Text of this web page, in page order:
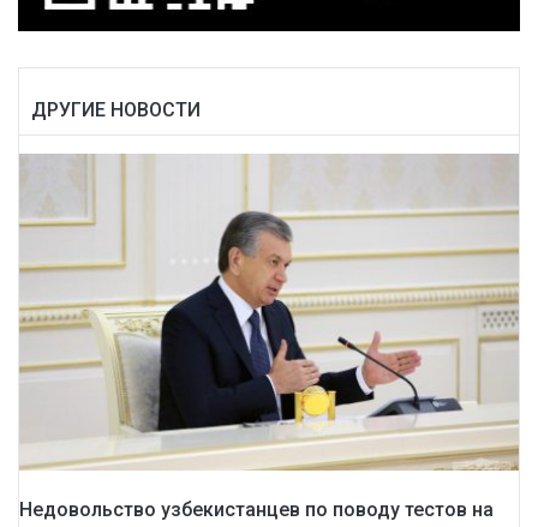
ДРУГИЕ НОВОСТИ
Недовольство узбекистанцев по поводу тестов на